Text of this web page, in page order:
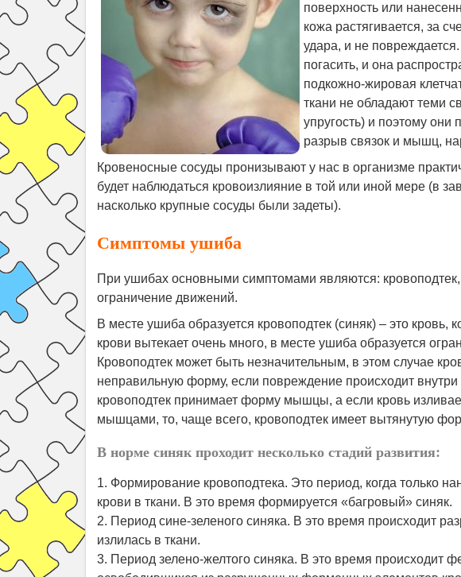
поверхность или
кожа растягивается, за
удара, и не
погасить, и она
подкожно-жировая
ткани не обладают теми
упругость) и поэтому
разрыв связок и мышц,
Кровеносные сосуды пронизывают у нас в организме
будет наблюдаться кровоизлияние в той или иной мере (в
насколько крупные сосуды были задеты).
Симптомы ушиба
При ушибах основными симптомами являются: кровоподтек,
ограничение движений.
В месте ушиба образуется кровоподтек (синяк) – это
крови вытекает очень много, в месте ушиба образуется
Кровоподтек может быть незначительным, в этом случае
неправильную форму, если повреждение происходит
кровоподтек принимает форму мышцы, а если кровь
мышцами, то, чаще всего, кровоподтек имеет вытянутую
В норме синяк проходит несколько стадий развития:
1. Формирование кровоподтека. Это период, когда только
крови в ткани. В это время формируется «багровый» синяк.
2. Период сине-зеленого синяка. В это время происходит
излилась в ткани.
3. Период зелено-желтого синяка. В это время происходит